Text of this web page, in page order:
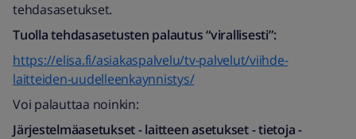
tehdasasetukset.
Tuolla tehdasasetusten palautus “virallisesti”:
https://elisa.fi/asiakaspalvelu/tv-palvelut/viihde-
laitteiden-uudelleenkaynnistys/
Voi palauttaa noinkin:
Järjestelmäasetukset - laitteen asetukset - tietoja -